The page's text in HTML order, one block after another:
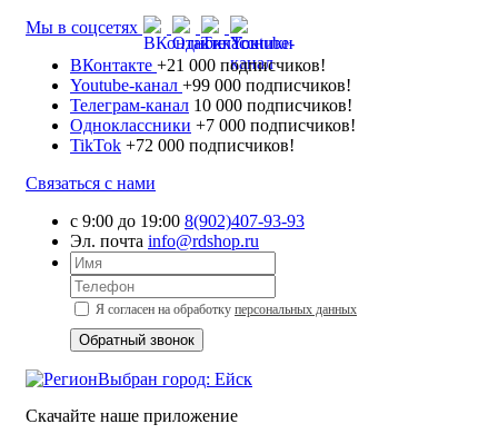
Мы в соцсетях
ВКонтакте +21 000 подписчиков!
Youtube-канал +99 000 подписчиков!
Телеграм-канал 10 000 подписчиков!
Одноклассники +7 000 подписчиков!
TikTok +72 000 подписчиков!
Связаться с нами
с 9:00 до 19:00 8(902)407-93-93
Эл. почта info@rdshop.ru
Я согласен на обработку персональных данных
Выбран город: Ейск
Скачайте наше приложение